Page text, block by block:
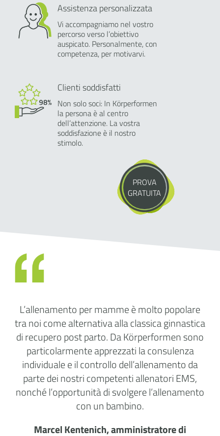
Assistenza personalizzata
Vi accompagniamo nel vostro
percorso verso l’obiettivo
auspicato. Personalmente, con
competenza, per motivarvi.
Clienti soddisfatti
Non solo soci: In Körperformen
la persona è al centro
dell’attenzione. La vostra
soddisfazione è il nostro
stimolo.
PROVA
GRATUITA
L’allenamento per mamme è molto popolare
tra noi come alternativa alla classica ginnastica
di recupero post parto. Da Körperformen sono
particolarmente apprezzati la consulenza
individuale e il controllo dell’allenamento da
parte dei nostri competenti allenatori EMS,
nonché l’opportunità di svolgere l’allenamento
con un bambino.
Marcel Kentenich, amministratore di